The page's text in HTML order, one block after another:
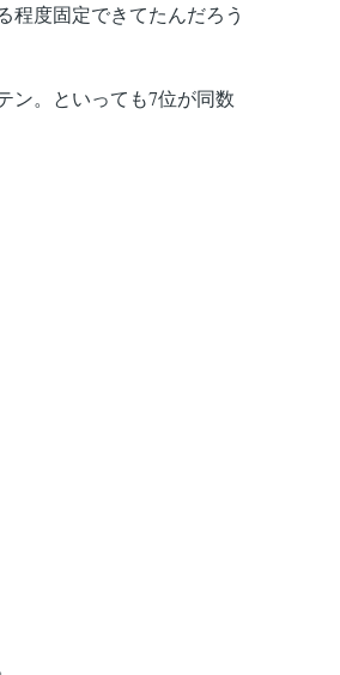
程度固定できてたんだろう
ン。といっても7位が同数